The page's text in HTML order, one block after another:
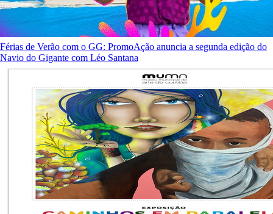
Férias de Verão com o GG: PromoAção anuncia a segunda edição do
Navio do Gigante com Léo Santana